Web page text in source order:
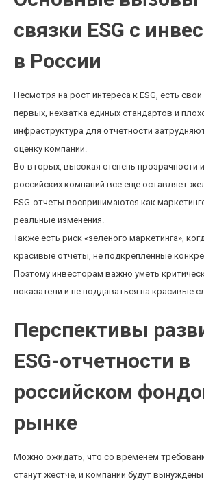
связки ESG с
в России
Несмотря на рост интереса к ESG, есть
первых, нехватка единых стандартов и
инфраструктура для отчетности
оценку компаний.
Во-вторых, высокая степень прозрачности
российских компаний все еще оставляет
ESG-отчеты воспринимаются как
реальные изменения.
Также есть риск «зеленого маркетинга»,
красивые отчеты, не подкрепленные
Поэтому инвесторам важно уметь
показатели и не поддаваться на красивые
Перспективы
ESG-отчетности в
российском
рынке
Можно ожидать, что со временем
станут жестче, и компании будут